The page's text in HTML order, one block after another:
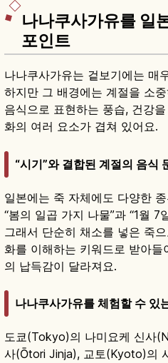
나나쿠사가유를 일
포인트
나나쿠사가유는 겉보기에는 매
하지만 그 배경에는 계절을 소
음식으로 표현하는 풍습, 건강
화의 여러 요소가 겹쳐 있어요.
“시기”와 결합된 계절의 음식
일본에는 죽 자체에도 다양한
“봄의 일곱 가지 나물”과 “1월 7
그래서 단순히 채소를 넣은 죽
화를 이해하는 키워드로 받아
의 납득감이 달라져요.
나나쿠사가유를 체험할 수 있
도쿄(Tokyo)의 나미요케 신사
사(Ōtori Jinja), 교토(Kyoto)의